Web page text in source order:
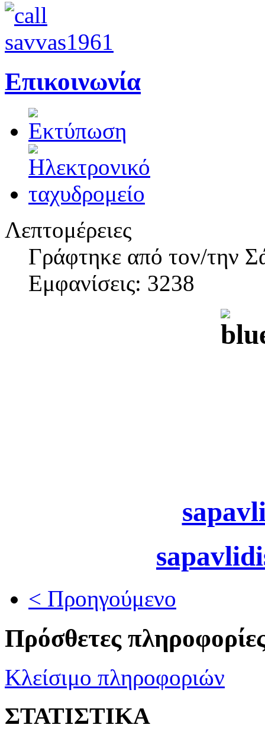
Επικοινωνία
Λεπτομέρειες
Γράφτηκε από τον/την
Εμφανίσεις: 3238
< Προηγούμενο
Πρόσθετες
Κλείσιμο πληροφοριών
ΣΤΑΤΙΣΤΙΚΑ